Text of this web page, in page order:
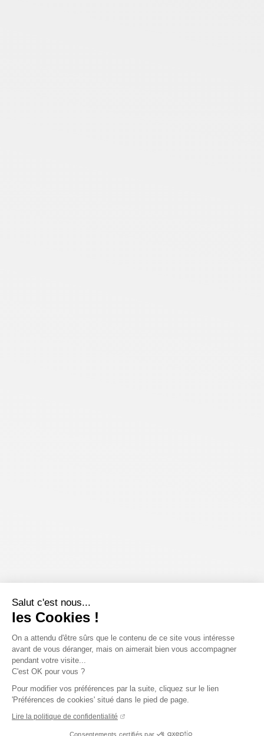
Salut c'est nous...
les Cookies !
On a attendu d'être sûrs que le contenu de ce site vous intéresse
avant de vous déranger, mais on aimerait bien vous accompagner
pendant votre visite...
C'est OK pour vous ?
Pour modifier vos préférences par la suite, cliquez sur le lien
'Préférences de cookies' situé dans le pied de page.
Lire la politique de confidentialité
Consentements certifiés par